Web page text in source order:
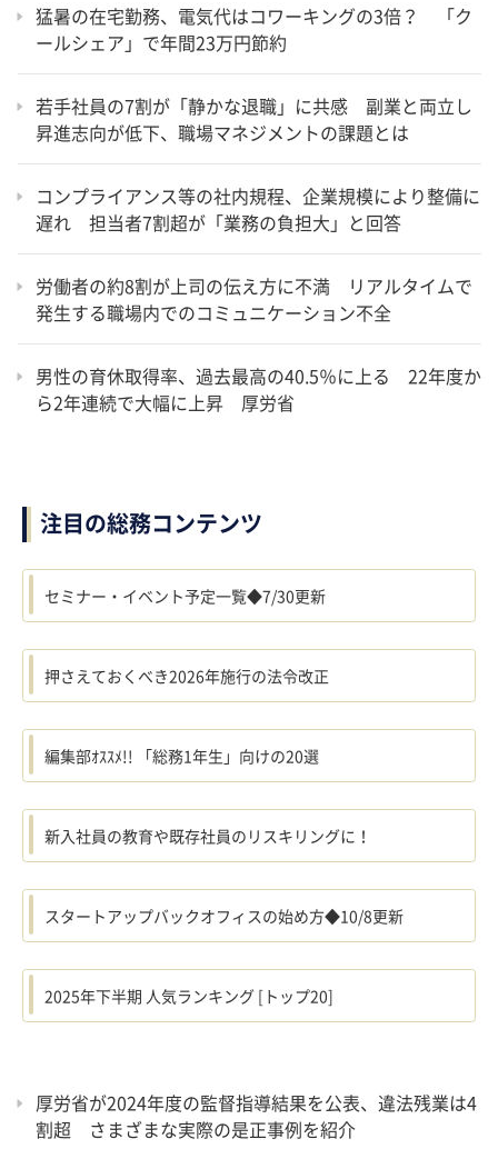
猛暑の在宅勤務、電気代はコワーキングの3倍？ 「ク
ールシェア」で年間23万円節約
若手社員の7割が「静かな退職」に共感 副業と両立し
昇進志向が低下、職場マネジメントの課題とは
コンプライアンス等の社内規程、企業規模により整備に
遅れ 担当者7割超が「業務の負担大」と回答
労働者の約8割が上司の伝え方に不満 リアルタイムで
発生する職場内でのコミュニケーション不全
男性の育休取得率、過去最高の40.5％に上る 22年度か
ら2年連続で大幅に上昇 厚労省
厚労省が2024年度の監督指導結果を公表、違法残業は4
割超 さまざまな実際の是正事例を紹介
注目の総務コンテンツ
セミナー・イベント予定一覧◆7/30更新
押さえておくべき2026年施行の法令改正
編集部ｵｽｽﾒ!! 「総務1年生」向けの20選
新入社員の教育や既存社員のリスキリングに！
スタートアップバックオフィスの始め方◆10/8更新
2025年下半期 人気ランキング [トップ20]